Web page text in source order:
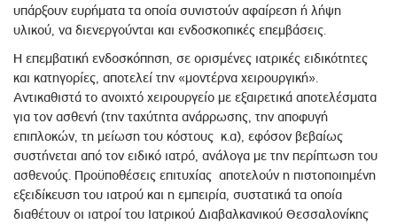
υπάρξουν ευρήματα τα οποία συνιστούν αφαίρεση ή λήψη
υλικού, να διενεργούνται και ενδοσκοπικές επεμβάσεις.
Η επεμβατική ενδοσκόπηση, σε ορισμένες ιατρικές ειδικότητες
και κατηγορίες, αποτελεί την «μοντέρνα χειρουργική».
Αντικαθιστά το ανοιχτό χειρουργείο με εξαιρετικά αποτελέσματα
για τον ασθενή (την ταχύτητα ανάρρωσης, την αποφυγή
επιπλοκών, τη μείωση του κόστους κ.α), εφόσον βεβαίως
συστήνεται από τον ειδικό ιατρό, ανάλογα με την περίπτωση του
ασθενούς. Προϋποθέσεις επιτυχίας αποτελούν η πιστοποιημένη
εξειδίκευση του ιατρού και η εμπειρία, συστατικά τα οποία
διαθέτουν οι ιατροί του Ιατρικού Διαβαλκανικού Θεσσαλονίκης